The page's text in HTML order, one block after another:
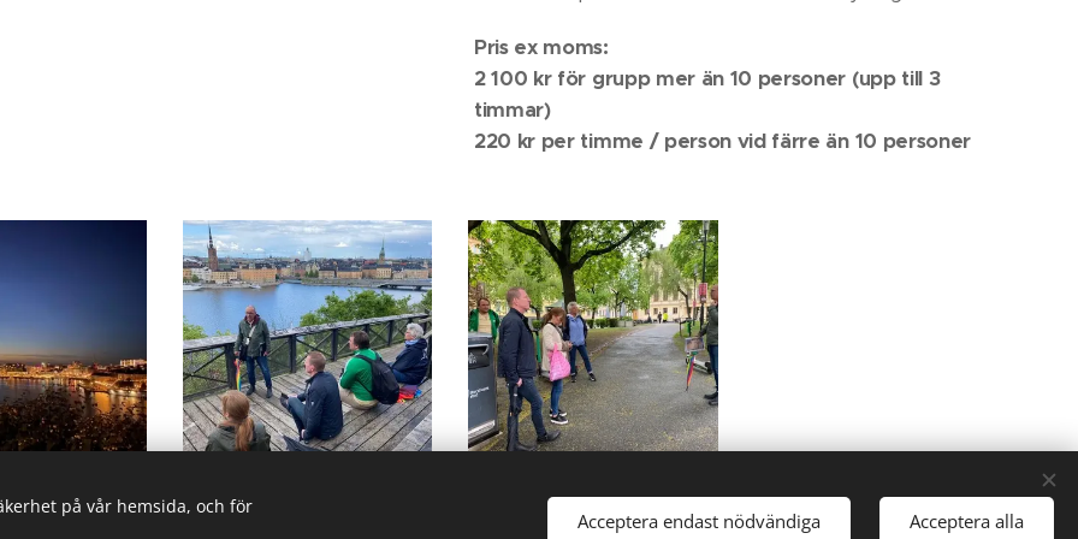
Pris ex moms:
2 100 kr för grupp mer än 10 personer (upp till 3
timmar)
220 kr per timme / person vid färre än 10 personer
på vår hemsida, och för
Acceptera endast nödvändiga Acceptera alla